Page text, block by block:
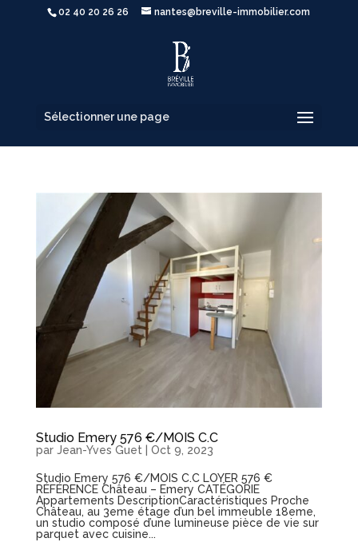
02 40 20 26 26 nantes@breville-immobilier.com
Sélectionner une page
Studio Emery 576 €/MOIS C.C
par Jean-Yves Guet Oct 9, 2023
Studio Emery 576 €/MOIS C.C LOYER 576 €
RÉFÉRENCE Château – Emery CATÉGORIE
Appartements DescriptionCaractéristiques Proche
Château, au 3eme étage d’un bel immeuble 18eme,
un studio composé d’une lumineuse pièce de vie sur
parquet avec cuisine...